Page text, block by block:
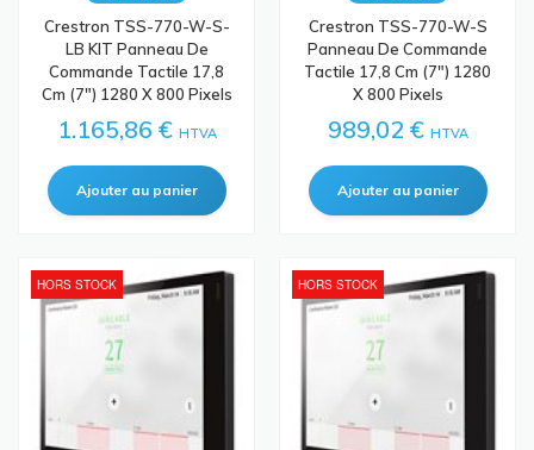
Crestron TSS-770-W-S-
LB KIT Panneau De
Commande Tactile 17,8
Cm (7") 1280 X 800 Pixels
1.165,86 € HTVA
Crestron TSS-770-W-S
Panneau De Commande
Tactile 17,8 Cm (7") 1280
X 800 Pixels
989,02 € HTVA
HORS STOCK HORS STOCK